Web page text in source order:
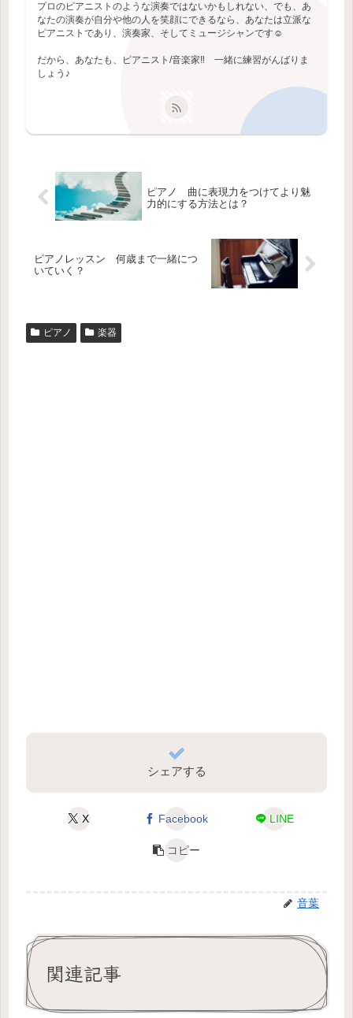
プロのピアニストのような演奏ではないかもしれない、でも、あ
なたの演奏が自分や他の人を笑顔にできるなら、あなたは立派な
ピアニストであり、演奏家、そしてミュージシャンです☺️
だから、あなたも、ピアニスト/音楽家‼️ 一緒に練習がんばりま
しょう♪
ピアノ 曲に表現力をつけてより魅
力的にする方法とは？
ピアノレッスン 何歳まで一緒につ
いていく？
ピアノ 楽器
シェアする
X Facebook LINE
コピー
音葉
関連記事